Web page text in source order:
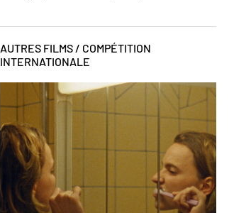
AUTRES FILMS / COMPÉTITION
INTERNATIONALE